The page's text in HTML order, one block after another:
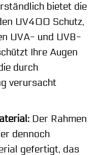
bietet die
UV400 Schutz,
UVA- und UVB-
Ihre Augen
durch
verursacht
Der Rahmen
dennoch
gefertigt, das